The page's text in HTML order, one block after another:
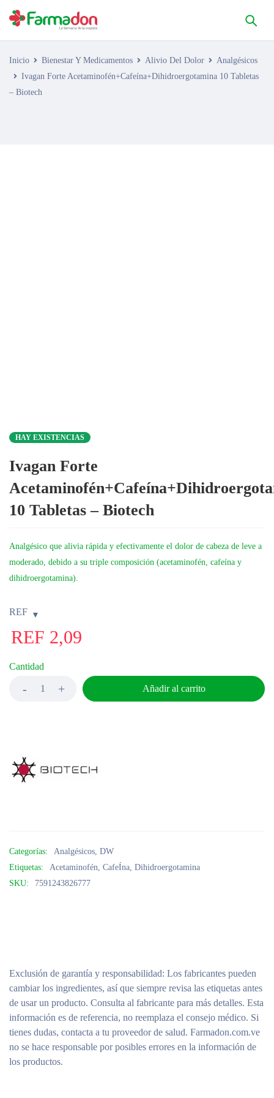
Inicio Bienestar Y Medicamentos Alivio Del Dolor
Analgésicos
Ivagan Forte Acetaminofén+Cafeína+Dihidroergotamina 10 Tabletas
– Biotech
HAY EXISTENCIAS
Ivagan Forte
10 Tabletas – Biotech
Analgésico que alivia rápida y efectivamente el dolor de cabeza de leve a
moderado, debido a su triple composición (acetaminofén, cafeína y
dihidroergotamina).
REF
REF 2,09
Cantidad
Añadir al carrito
Categorías: Analgésicos, DW
Etiquetas:
Acetaminofén, CafeÍna, Dihidroergotamina
SKU:
7591243826777
Exclusión de garantía y responsabilidad: Los fabricantes pueden
cambiar los ingredientes, así que siempre revisa las etiquetas antes
de usar un producto. Consulta al fabricante para más detalles. Esta
información es de referencia, no reemplaza el consejo médico. Si
tienes dudas, contacta a tu proveedor de salud. Farmadon.com.ve
no se hace responsable por posibles errores en la información de
los productos.